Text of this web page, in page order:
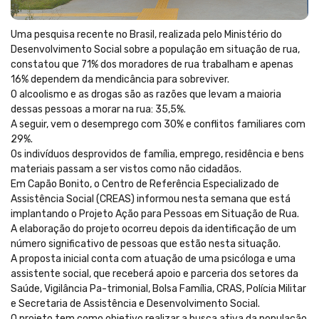
Uma pesquisa recente no Brasil, realizada pelo Ministério do
Desenvolvimento Social sobre a população em situação de rua,
constatou que 71% dos moradores de rua trabalham e apenas
16% dependem da mendicância para sobreviver.
O alcoolismo e as drogas são as razões que levam a maioria
dessas pessoas a morar na rua: 35,5%.
A seguir, vem o desemprego com 30% e conflitos familiares com
29%.
Os indivíduos desprovidos de família, emprego, residência e bens
materiais passam a ser vistos como não cidadãos.
Em Capão Bonito, o Centro de Referência Especializado de
Assistência Social (CREAS) informou nesta semana que está
implantando o Projeto Ação para Pessoas em Situação de Rua.
A elaboração do projeto ocorreu depois da identificação de um
número significativo de pessoas que estão nesta situação.
A proposta inicial conta com atuação de uma psicóloga e uma
assistente social, que receberá apoio e parceria dos setores da
Saúde, Vigilância Pa-trimonial, Bolsa Família, CRAS, Polícia Militar
e Secretaria de Assistência e Desenvolvimento Social.